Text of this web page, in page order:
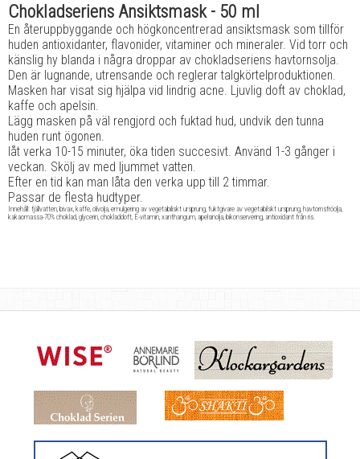
Chokladseriens Ansiktsmask - 50 ml
En återuppbyggande och högkoncentrerad ansiktsmask som tillför
huden antioxidanter, flavonider, vitaminer och mineraler. Vid torr och
känslig hy blanda i några droppar av chokladseriens havtornsolja.
Den är lugnande, utrensande och reglerar talgkörtelproduktionen.
Masken har visat sig hjälpa vid lindrig acne. Ljuvlig doft av choklad,
kaffe och apelsin.
Lägg masken på väl rengjord och fuktad hud, undvik den tunna
huden runt ögonen.
låt verka 10-15 minuter, öka tiden succesivt. Använd 1-3 gånger i
veckan. Skölj av med ljummet vatten.
Efter en tid kan man låta den verka upp till 2 timmar.
Passar de flesta hudtyper.
Innehåll: fjällvatten, bivax, kaffe, olivolja, emulgering av vegetabiliskt ursprung, fuktgivare av vegetabilskt ursprung, havtornsfröolja,
kakaomassa-70% choklad, glycerin, chokladdoft, E-vitamin, xanthangum, apelsinolja, bikonservering, antioxidant från ris.